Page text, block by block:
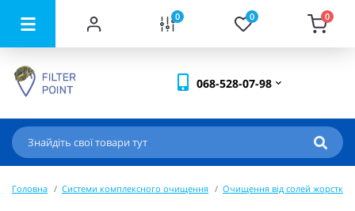
0 0 0
068-528-07-98
Головна Системи комплексного очищення Очищення від солей